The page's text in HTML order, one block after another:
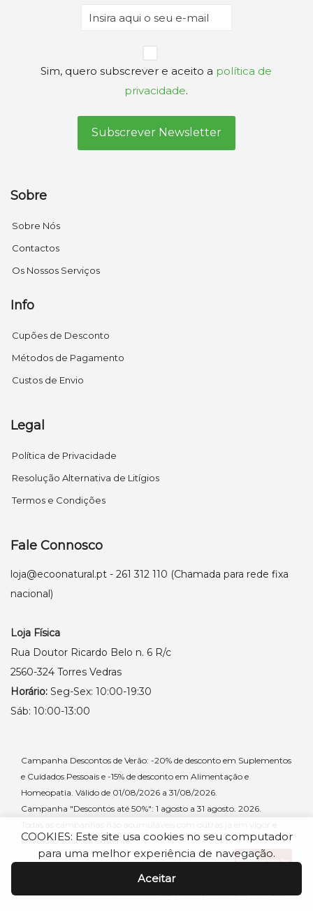
COOKIES: Este site usa cookies no seu computador
para uma melhor experiência de navegação.
Aceitar
Email
(Obrigatório)
Sim, quero subscrever e aceito a política de
privacidade.
Sobre
Sobre Nós
Contactos
Os Nossos Serviços
Info
Cupões de Desconto
Métodos de Pagamento
Custos de Envio
Legal
Política de Privacidade
Resolução Alternativa de Litígios
Termos e Condições
Fale Connosco
loja@ecoonatural.pt - 261 312 110 (Chamada para rede fixa
nacional)
Loja Física
Rua Doutor Ricardo Belo n. 6 R/c
2560-324 Torres Vedras
Horário: Seg-Sex: 10:00-19:30
Sáb: 10:00-13:00
Campanha Descontos de Verão: -20% de desconto em Suplementos
e Cuidados Pessoais e -15% de desconto em Alimentação e
Homeopatia. Válido de 01/08/2026 a 31/08/2026.
Campanha "Descontos até 50%": 1 agosto a 31 agosto. 2026.
limitadas ao stock existente.